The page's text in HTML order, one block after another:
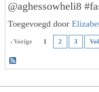
@aghessowheli8
Toegevoegd door
‹ Vorige 1 2 3